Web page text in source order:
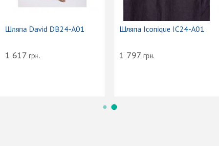
Шляпа David DB24-A01
1 617 грн.
Шляпа Iconique IC24-A01
1 797 грн.